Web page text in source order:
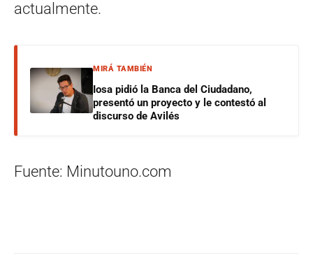
actualmente.
MIRÁ TAMBIÉN
Iosa pidió la Banca del Ciudadano,
presentó un proyecto y le contestó al
discurso de Avilés
Fuente: Minutouno.com